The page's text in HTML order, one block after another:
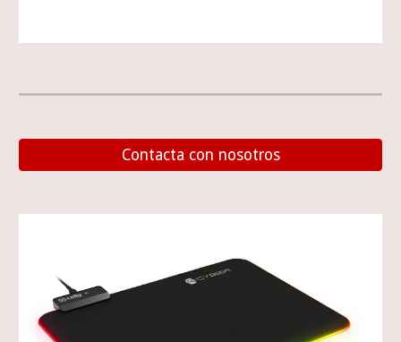
Contacta con nosotros